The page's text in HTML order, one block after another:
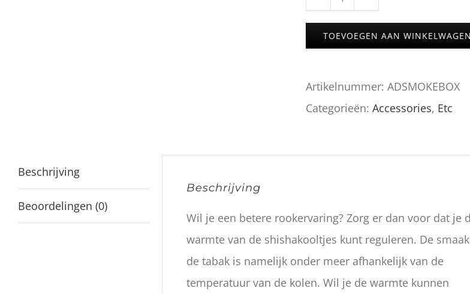
AMY
SMOKEBOX
aantal
TOEVOEGEN AAN WINKELWAGEN
Artikelnummer: ADSMOKEBOX
Categorieën: Accessories, Etc
Beschrijving
Beoordelingen (0)
Beschrijving
Wil je een betere rookervaring? Zorg er dan voor dat je
warmte van de shishakooltjes kunt reguleren. De
de tabak is namelijk onder meer afhankelijk van de
temperatuur van de kolen. Wil je de warmte kunnen